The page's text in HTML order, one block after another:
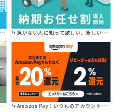
急がない人に知って欲しい、新しい割引を始めました。
Amazon Pay：いつものアカウントで簡単に決済可能。